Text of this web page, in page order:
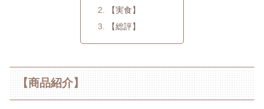
【実食】
【総評】
【商品紹介】